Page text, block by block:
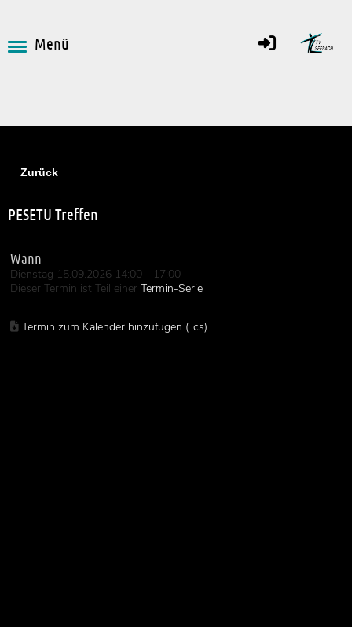
Menü
Zurück
PESETU Treffen
Wann
Dienstag 15.09.2026 14:00 - 17:00
Dieser Termin ist Teil einer Termin-Serie
Termin zum Kalender hinzufügen (.ics)